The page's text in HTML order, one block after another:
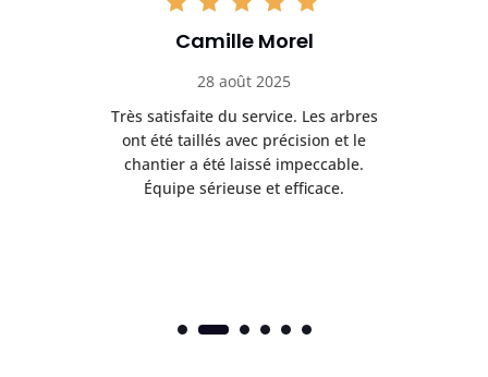
Camille Morel
28 août 2025
Très satisfaite du service. Les arbres
ont été taillés avec précision et le
chantier a été laissé impeccable.
Équipe sérieuse et efficace.